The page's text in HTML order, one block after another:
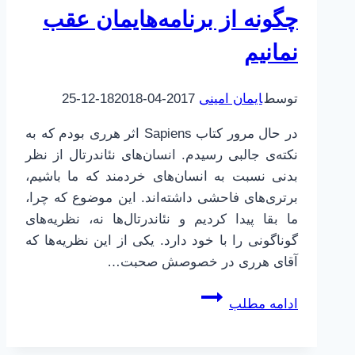
چگونه از برنامه‌هایمان عقب
نمانیم
توسطایمان امینی 2017-04-18
2018-12-25
در حال مرور کتاب Sapiens اثر هرری بودم که به
نکته‌ی جالبی رسیدم. انسان‌های نئاندرتال از نظر
بدنی نسبت به انسان‌های خردمند که ما باشیم،
برتری‌های فاحشی داشته‌اند. این موضوع که چرا،
ما بقا پیدا کردیم و نئاندرتال‌ها نه، نظریه‌های
گوناگونی را با خود دارد. یکی از این نظریه‌ها که
آقای هرری در خصوصش صحبت…
ادامه مطلب
تکنیک